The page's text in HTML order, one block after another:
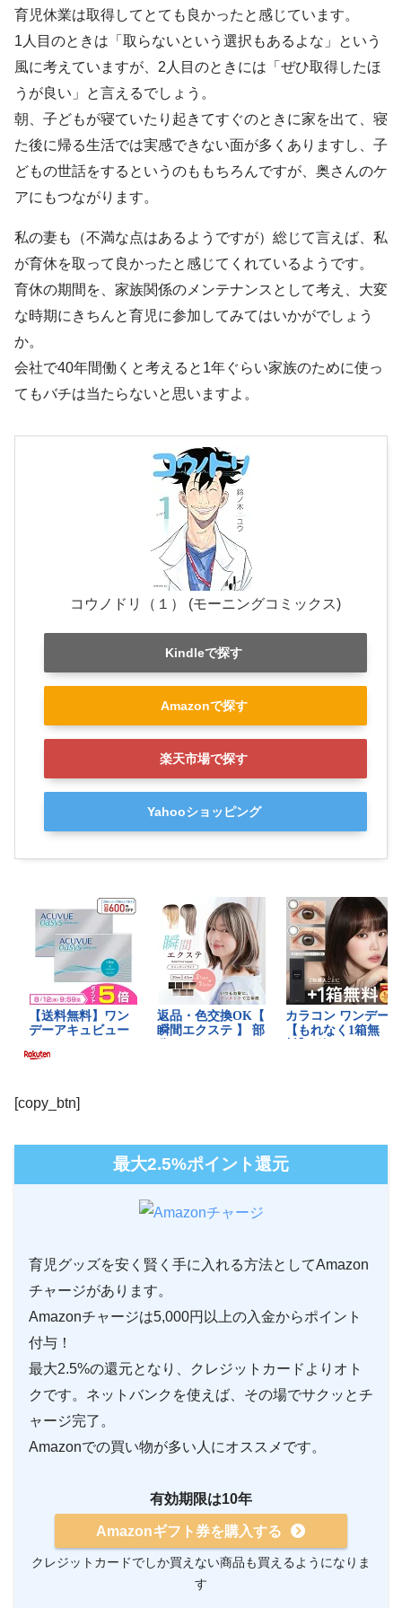
育児休業は取得してとても良かったと感じています。
1人目のときは「取らないという選択もあるよな」という
風に考えていますが、2人目のときには「ぜひ取得したほ
うが良い」と言えるでしょう。
朝、子どもが寝ていたり起きてすぐのときに家を出て、寝
た後に帰る生活では実感できない面が多くありますし、子
どもの世話をするというのももちろんですが、奥さんのケ
アにもつながります。
私の妻も（不満な点はあるようですが）総じて言えば、私
が育休を取って良かったと感じてくれているようです。
育休の期間を、家族関係のメンテナンスとして考え、大変
な時期にきちんと育児に参加してみてはいかがでしょう
か。
会社で40年間働くと考えると1年ぐらい家族のために使っ
てもバチは当たらないと思いますよ。
コウノドリ（１） (モーニングコミックス)
Kindleで探す
Amazonで探す
楽天市場で探す
Yahooショッピング
[copy_btn]
最大2.5%ポイント還元
育児グッズを安く賢く手に入れる方法としてAmazon
チャージがあります。
Amazonチャージは5,000円以上の入金からポイント
付与！
最大2.5%の還元となり、クレジットカードよりオト
クです。ネットバンクを使えば、その場でサクッとチ
ャージ完了。
Amazonでの買い物が多い人にオススメです。
有効期限は10年
Amazonギフト券を購入する
クレジットカードでしか買えない商品も買えるようになりま
す